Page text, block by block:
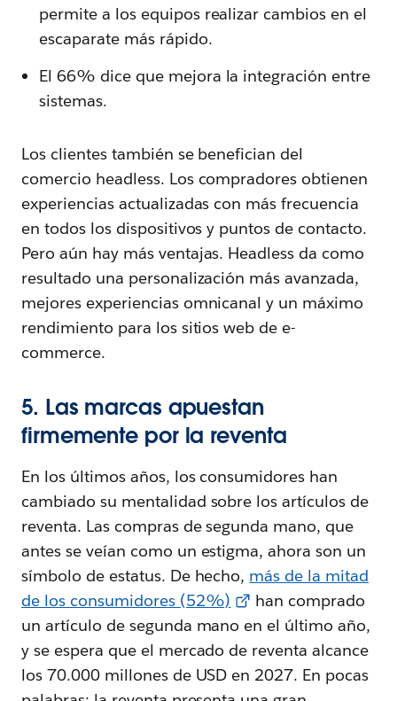
permite a los equipos realizar cambios en el
escaparate más rápido.
El 66% dice que mejora la integración entre
sistemas.
Los clientes también se benefician del
comercio headless. Los compradores obtienen
experiencias actualizadas con más frecuencia
en todos los dispositivos y puntos de contacto.
Pero aún hay más ventajas. Headless da como
resultado una personalización más avanzada,
mejores experiencias omnicanal y un máximo
rendimiento para los sitios web de e-
commerce.
5. Las marcas apuestan
firmemente por la reventa
En los últimos años, los consumidores han
cambiado su mentalidad sobre los artículos de
reventa. Las compras de segunda mano, que
antes se veían como un estigma, ahora son un
símbolo de estatus. De hecho, más de la mitad
de los consumidores (52%)
han comprado
un artículo de segunda mano en el último año,
y se espera que el mercado de reventa alcance
los 70.000 millones de USD en 2027. En pocas